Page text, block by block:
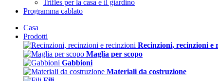
Trifles per la casa e il giardino
Programma cablato
Casa
Prodotti
Recinzioni, recinzioni e
Maglia per scopo
Gabbioni
Materiali da costruzione